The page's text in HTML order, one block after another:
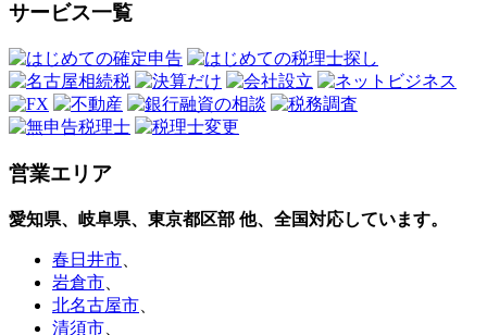
サービス一覧
営業エリア
愛知県、岐阜県、東京都区部 他、全国対応しています。
春日井市
岩倉市
北名古屋市
清須市